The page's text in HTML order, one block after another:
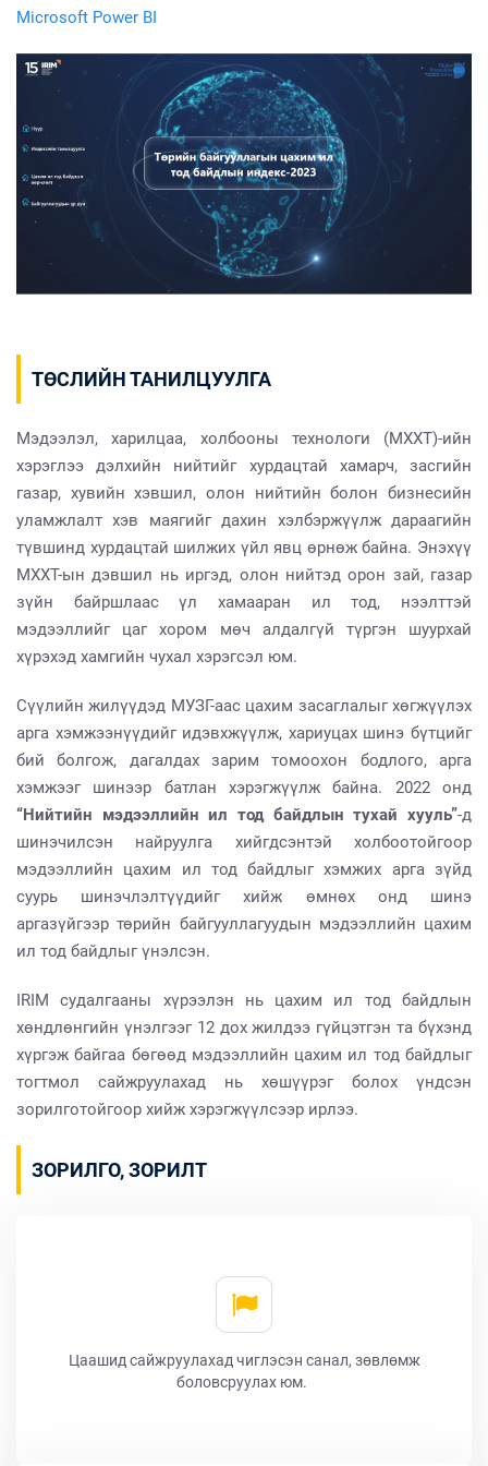
Microsoft Power BI
ТӨСЛИЙН ТАНИЛЦУУЛГА
Мэдээлэл, харилцаа, холбооны технологи (МХХТ)-ийн
хэрэглээ дэлхийн нийтийг хурдацтай хамарч, засгийн
газар, хувийн хэвшил, олон нийтийн болон бизнесийн
уламжлалт хэв маягийг дахин хэлбэржүүлж дараагийн
түвшинд хурдацтай шилжих үйл явц өрнөж байна. Энэхүү
МХХТ-ын дэвшил нь иргэд, олон нийтэд орон зай, газар
зүйн байршлаас үл хамааран ил тод, нээлттэй
мэдээллийг цаг хором мөч алдалгүй түргэн шуурхай
хүрэхэд хамгийн чухал хэрэгсэл юм.
Сүүлийн жилүүдэд МУЗГ-аас цахим засаглалыг хөгжүүлэх
арга хэмжээнүүдийг идэвхжүүлж, хариуцах шинэ бүтцийг
бий болгож, дагалдах зарим томоохон бодлого, арга
хэмжээг шинээр батлан хэрэгжүүлж байна. 2022 онд
“Нийтийн мэдээллийн ил тод байдлын тухай хууль”-д
шинэчилсэн найруулга хийгдсэнтэй холбоотойгоор
мэдээллийн цахим ил тод байдлыг хэмжих арга зүйд
суурь шинэчлэлтүүдийг хийж өмнөх онд шинэ
аргазүйгээр төрийн байгууллагуудын мэдээллийн цахим
ил тод байдлыг үнэлсэн.
IRIM судалгааны хүрээлэн нь цахим ил тод байдлын
хөндлөнгийн үнэлгээг 12 дох жилдээ гүйцэтгэн та бүхэнд
хүргэж байгаа бөгөөд мэдээллийн цахим ил тод байдлыг
тогтмол сайжруулахад нь хөшүүрэг болох үндсэн
зорилготойгоор хийж хэрэгжүүлсээр ирлээ.
ЗОРИЛГО, ЗОРИЛТ
Цаашид сайжруулахад чиглэсэн санал, зөвлөмж
боловсруулах юм.